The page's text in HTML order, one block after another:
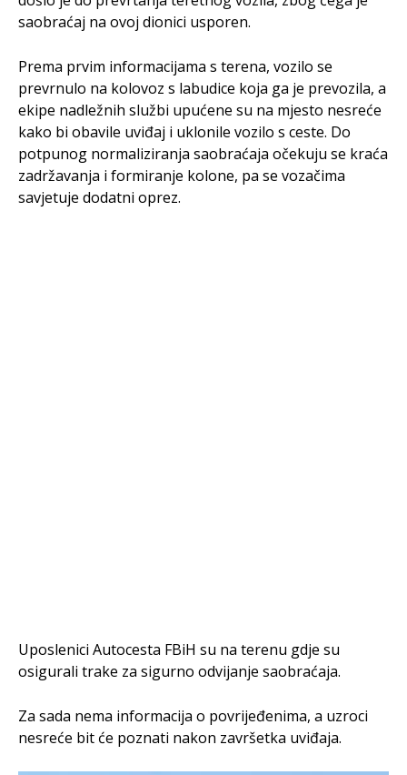
saobraćaj na ovoj dionici usporen.
Prema prvim informacijama s terena, vozilo se
prevrnulo na kolovoz s labudice koja ga je prevozila, a
ekipe nadležnih službi upućene su na mjesto nesreće
kako bi obavile uviđaj i uklonile vozilo s ceste. Do
potpunog normaliziranja saobraćaja očekuju se kraća
zadržavanja i formiranje kolone, pa se vozačima
savjetuje dodatni oprez.
Uposlenici Autocesta FBiH su na terenu gdje su
osigurali trake za sigurno odvijanje saobraćaja.
Za sada nema informacija o povrijeđenima, a uzroci
nesreće bit će poznati nakon završetka uviđaja.